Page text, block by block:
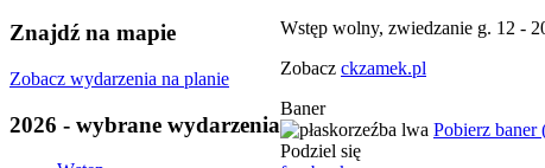
Znajdź na mapie
Zobacz wydarzenia na planie
2026 - wybrane wydarzenia
Wstęp wolny, zwiedzanie g. 12 -
Zobacz ckzamek.pl
Baner
Pobierz baner
Podziel się